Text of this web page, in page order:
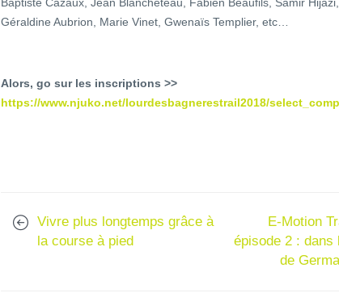
Géraldine Aubrion, Marie Vinet, Gwenaïs Templier, etc…
Alors, go sur les inscriptions >>
https://www.njuko.net/lourdesbagnerestrail2018/
Vivre plus longtemps grâce à
la course à pied
E-Motion
épisode 2 : dans
de